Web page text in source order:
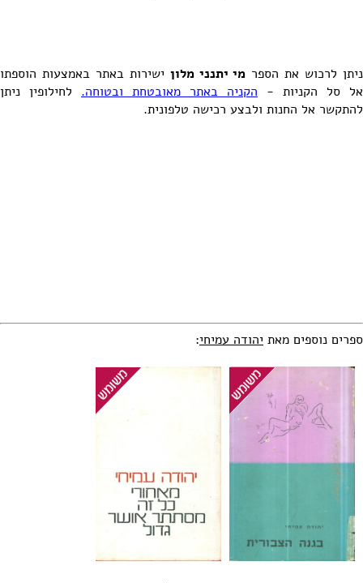
ניתן לרכוש את הספר מי יתנני מלון ישירות באתר באמצעות הוספתו
אל סל הקניות - הקניה באתר מאובטחת ובטוחה. לחילופין ניתן
להתקשר אל החנות ולבצע רכישה טלפונית.
ספרים נוספים מאת יהודה עמיחי: